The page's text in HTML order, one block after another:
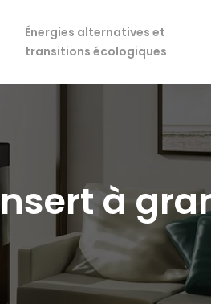
Énergies alternatives et
transitions écologiques
à